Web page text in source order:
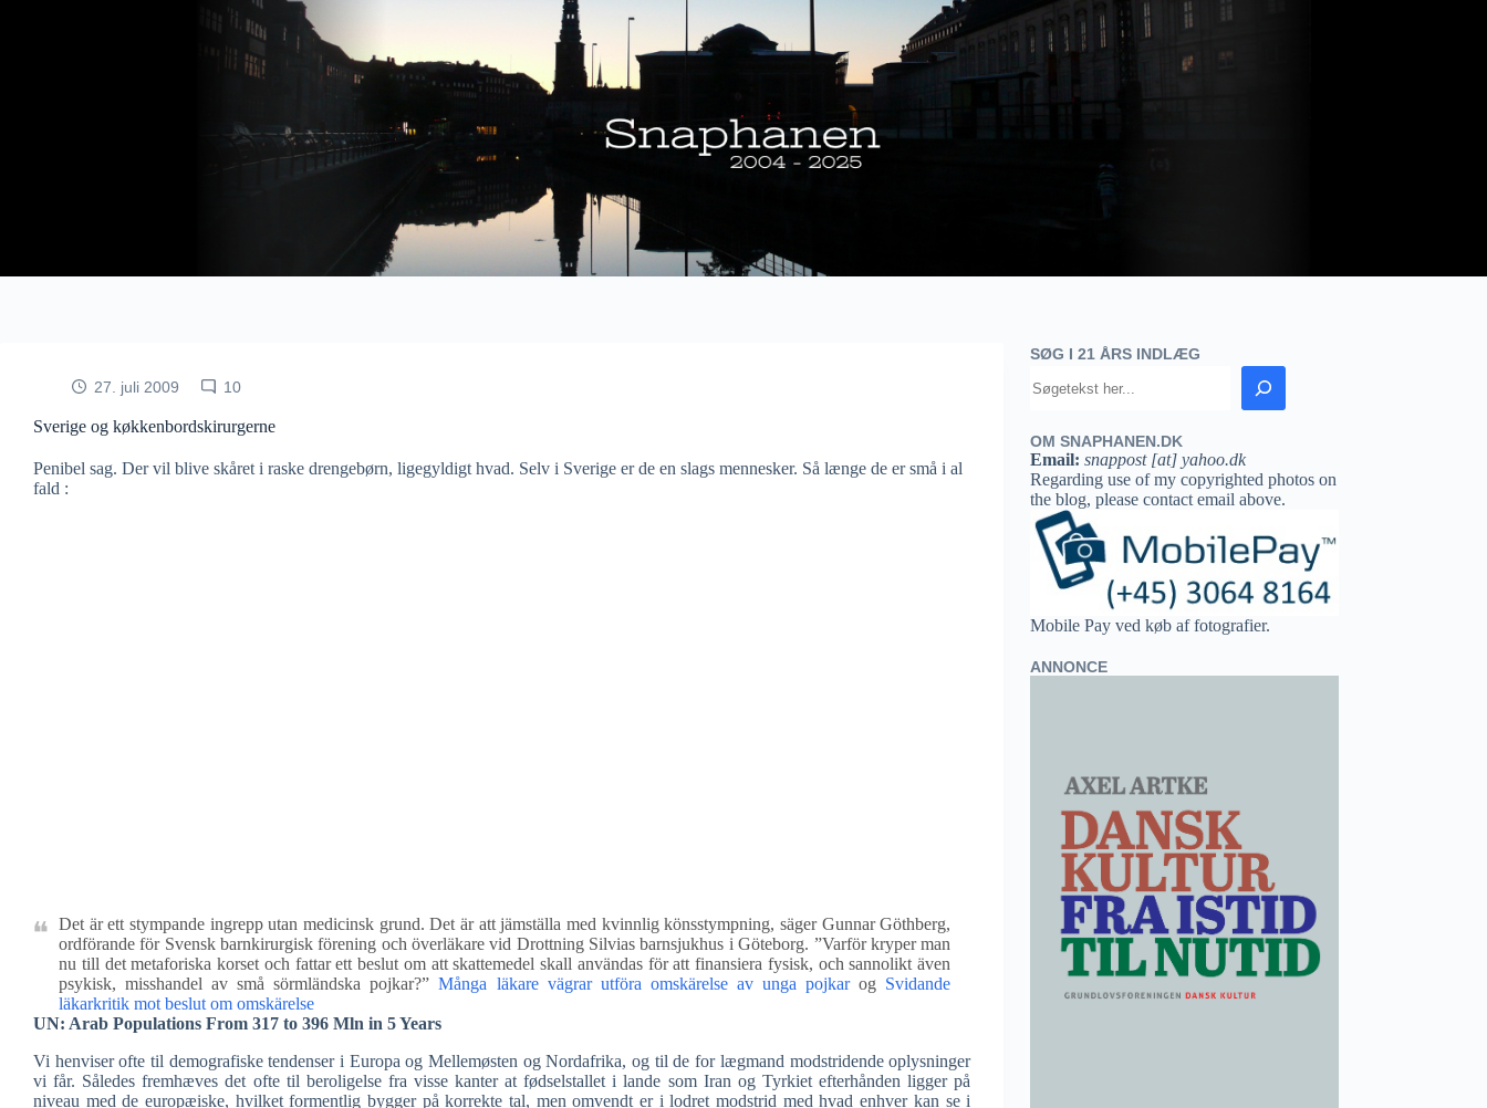
27. juli 2009 10
Sverige og køkkenbordskirurgerne
Penibel sag. Der vil blive skåret i raske drengebørn, ligegyldigt hvad. Selv i Sverige er de en slags mennesker. Så længe de er små i al
fald :
Det är ett stympande ingrepp utan medicinsk grund. Det är att jämställa med kvinnlig könsstympning, säger Gunnar Göthberg,
ordförande för Svensk barnkirurgisk förening och överläkare vid Drottning Silvias barnsjukhus i Göteborg. ”Varför kryper man
nu till det metaforiska korset och fattar ett beslut om att skattemedel skall användas för att finansiera fysisk, och sannolikt även
psykisk, misshandel av små sörmländska pojkar?”Många läkare vägrar utföra omskärelse av unga pojkarog Svidande
läkarkritik mot beslut om omskärelse
UN: Arab Populations From 317 to 396 Mln in 5 Years
Vi henviser ofte til demografiske tendenser i Europa og Mellemøsten og Nordafrika, og til de for lægmand modstridende oplysninger
vi får. Således fremhæves det ofte til beroligelse fra visse kanter at fødselstallet i lande som Iran og Tyrkiet efterhånden ligger på
niveau med de europæiske, hvilket formentlig bygger på korrekte tal, men omvendt er i lodret modstrid med hvad enhver kan se i
SØG I 21 ÅRS INDLÆG
OM SNAPHANEN.DK
Email: snappost [at] yahoo.dk
Regarding use of my copyrighted photos on
the blog, please contact email above.
Mobile Pay ved køb af fotografier.
ANNONCE